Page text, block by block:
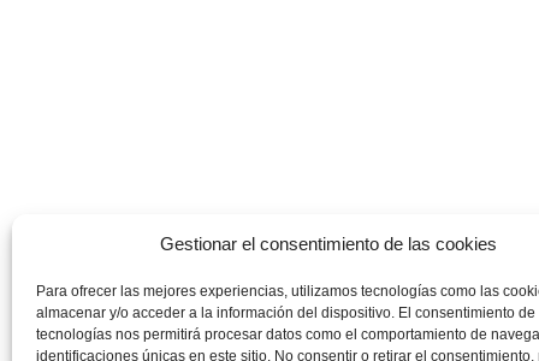
Gestionar el consentimiento de las cookies
Para ofrecer las mejores experiencias, utilizamos tecnologías como las
almacenar y/o acceder a la información del dispositivo. El consentimiento de
tecnologías nos permitirá procesar datos como el comportamiento de
identificaciones únicas en este sitio. No consentir o retirar el consentimiento,